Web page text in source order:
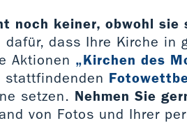
noch keiner, obwohl sie
dafür, dass Ihre Kirche in
Aktionen „Kirchen des
stattfindenden
setzen. Nehmen Sie
von Fotos und Ihrer